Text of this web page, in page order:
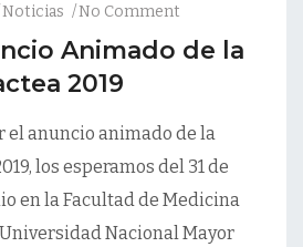
Noticias No Comment
Animado de la
2019
el anuncio animado de la
los esperamos del 31 de
en la Facultad de Medicina
Nacional Mayor